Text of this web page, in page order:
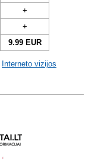
+
+
9.99 EUR
Interneto vizijos